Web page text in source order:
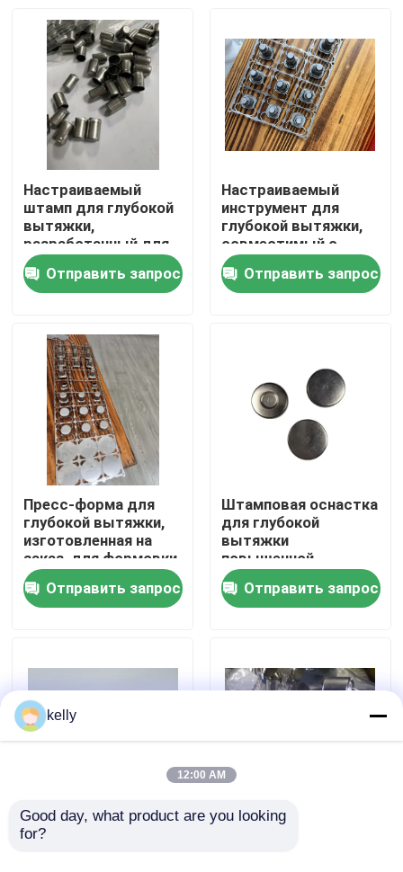
Дом
Продукты
Ролики
VR - шоу
О нас
Проверка качества
Настраиваемый
штамп для глубокой
вытяжки,
разработанный для
повышения
производительности
и поддержания
размеров при
формовке металла
Отправить запрос
Настраиваемый
инструмент для
глубокой вытяжки,
совместимый с
несколькими
прессовыми
машинами,
сокращение отходов
Отправить запрос
Пресс-форма для
глубокой вытяжки,
изготовленная на
заказ, для формовки
листового металла,
поддерживающая
сложные формы и
производстве
Отправить запрос
Штамповая оснастка
для глубокой
вытяжки
повышенной
прочности,
разработанная для
повышения
операциях
прецизионной
Отправить запрос
Прочный глубокий
рисунок
Инновационный
kelly
12:00 AM
Good day, what product are you looking
for?